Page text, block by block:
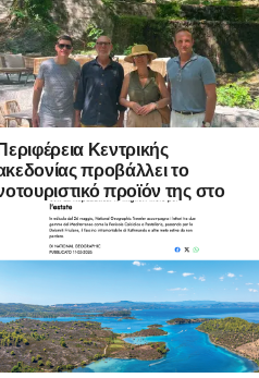
Κεντρικής
προβάλλει το
προϊόν της στο
Βασίλειο και την
-Ταξίδι εξοικείωσης
της οινικής